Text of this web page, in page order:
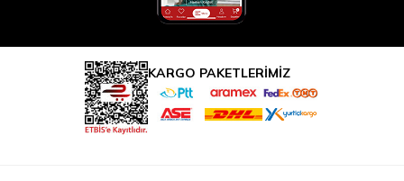
KARGO PAKETLERİMİZ